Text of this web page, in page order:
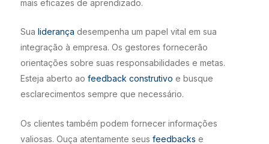
mais eficazes de aprendizado.
Sua liderança desempenha um papel vital em sua
integração à empresa. Os gestores fornecerão
orientações sobre suas responsabilidades e metas.
Esteja aberto ao feedback construtivo e busque
esclarecimentos sempre que necessário.
Os clientes também podem fornecer informações
valiosas. Ouça atentamente seus feedbacks e